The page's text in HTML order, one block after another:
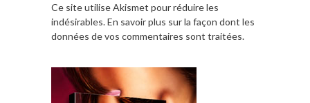
Ce site utilise Akismet pour réduire les
indésirables.En savoir plus sur la façon dont les
données de vos commentaires sont traitées.